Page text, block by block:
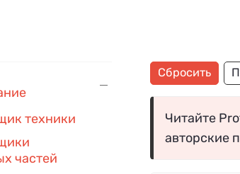
техники
частей
Сбросить
Читайте
авторские